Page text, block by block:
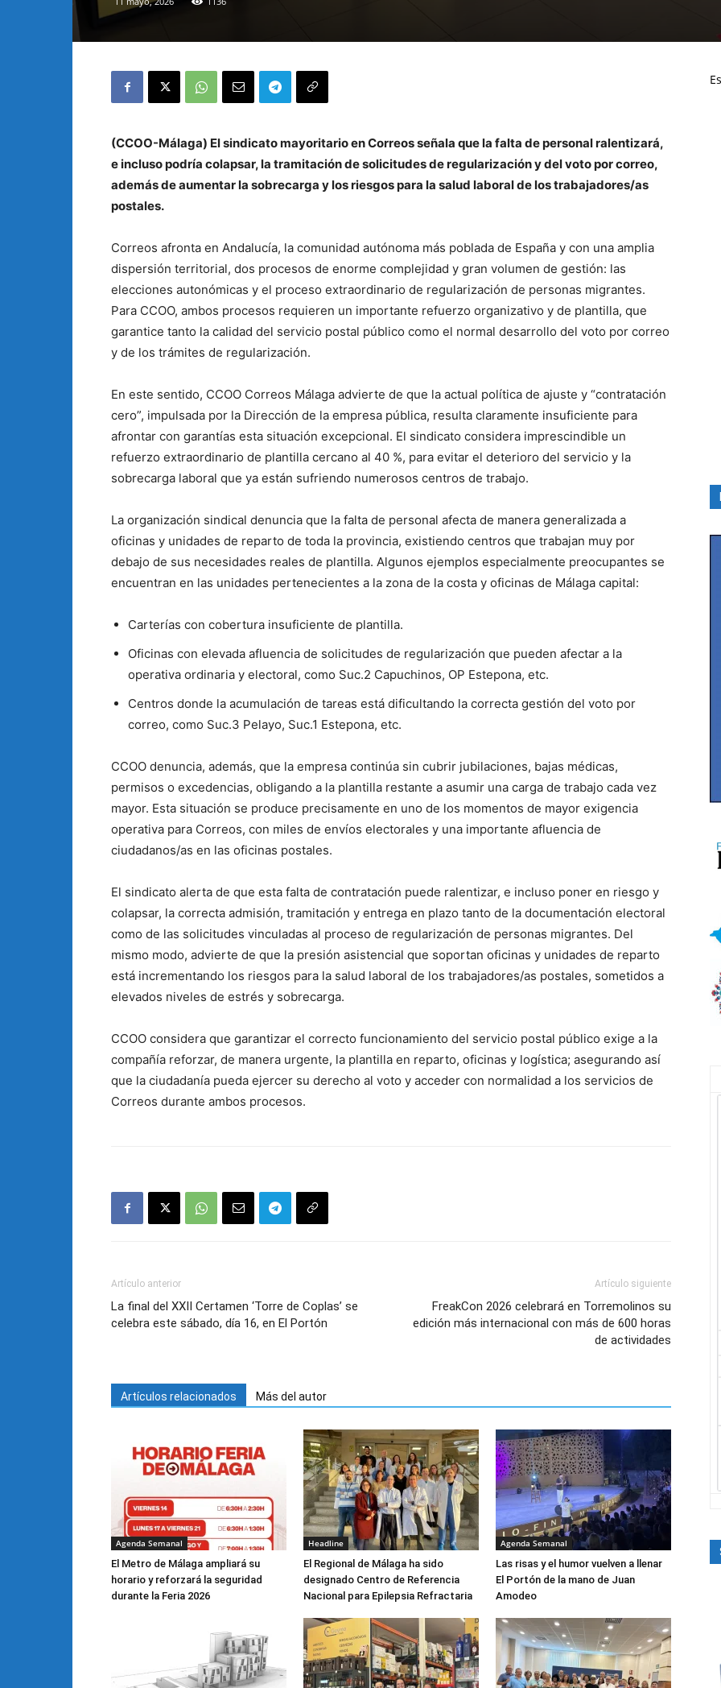
(CCOO-Málaga) El sindicato mayoritario en Correos señala que la falta de personal ralentizará,
e incluso podría colapsar, la tramitación de solicitudes de regularización y del voto por correo,
además de aumentar la sobrecarga y los riesgos para la salud laboral de los trabajadores/as
postales.
Correos afronta en Andalucía, la comunidad autónoma más poblada de España y con una amplia
dispersión territorial, dos procesos de enorme complejidad y gran volumen de gestión: las
elecciones autonómicas y el proceso extraordinario de regularización de personas migrantes.
Para CCOO, ambos procesos requieren un importante refuerzo organizativo y de plantilla, que
garantice tanto la calidad del servicio postal público como el normal desarrollo del voto por correo
y de los trámites de regularización.
En este sentido, CCOO Correos Málaga advierte de que la actual política de ajuste y “contratación
cero”, impulsada por la Dirección de la empresa pública, resulta claramente insuficiente para
afrontar con garantías esta situación excepcional. El sindicato considera imprescindible un
refuerzo extraordinario de plantilla cercano al 40 %, para evitar el deterioro del servicio y la
sobrecarga laboral que ya están sufriendo numerosos centros de trabajo.
La organización sindical denuncia que la falta de personal afecta de manera generalizada a
oficinas y unidades de reparto de toda la provincia, existiendo centros que trabajan muy por
debajo de sus necesidades reales de plantilla. Algunos ejemplos especialmente preocupantes se
encuentran en las unidades pertenecientes a la zona de la costa y oficinas de Málaga capital:
Carterías con cobertura insuficiente de plantilla.
Oficinas con elevada afluencia de solicitudes de regularización que pueden afectar a la
operativa ordinaria y electoral, como Suc.2 Capuchinos, OP Estepona, etc.
Centros donde la acumulación de tareas está dificultando la correcta gestión del voto por
correo, como Suc.3 Pelayo, Suc.1 Estepona, etc.
CCOO denuncia, además, que la empresa continúa sin cubrir jubilaciones, bajas médicas,
permisos o excedencias, obligando a la plantilla restante a asumir una carga de trabajo cada vez
mayor. Esta situación se produce precisamente en uno de los momentos de mayor exigencia
operativa para Correos, con miles de envíos electorales y una importante afluencia de
ciudadanos/as en las oficinas postales.
El sindicato alerta de que esta falta de contratación puede ralentizar, e incluso poner en riesgo y
colapsar, la correcta admisión, tramitación y entrega en plazo tanto de la documentación electoral
como de las solicitudes vinculadas al proceso de regularización de personas migrantes. Del
mismo modo, advierte de que la presión asistencial que soportan oficinas y unidades de reparto
está incrementando los riesgos para la salud laboral de los trabajadores/as postales, sometidos a
elevados niveles de estrés y sobrecarga.
CCOO considera que garantizar el correcto funcionamiento del servicio postal público exige a la
compañía reforzar, de manera urgente, la plantilla en reparto, oficinas y logística; asegurando así
que la ciudadanía pueda ejercer su derecho al voto y acceder con normalidad a los servicios de
Correos durante ambos procesos.
Artículo anterior
La final del XXII Certamen ‘Torre de Coplas’ se
celebra este sábado, día 16, en El Portón
Artículo siguiente
FreakCon 2026 celebrará en Torremolinos su
edición más internacional con más de 600 horas
de actividades
Artículos relacionados Más del autor
Agenda Semanal
El Metro de Málaga ampliará su
horario y reforzará la seguridad
durante la Feria 2026
Headline
El Regional de Málaga ha sido
designado Centro de Referencia
Nacional para Epilepsia Refractaria
Agenda Semanal
Las risas y el humor vuelven a llenar
El Portón de la mano de Juan
Amodeo